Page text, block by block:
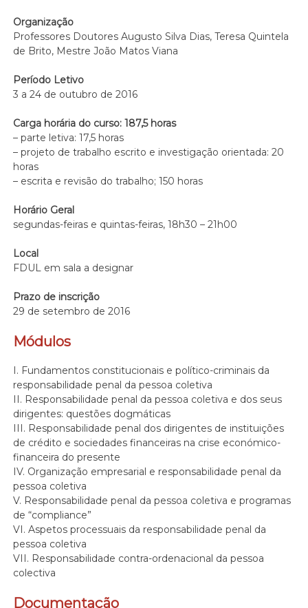
Organização
Professores Doutores Augusto Silva Dias, Teresa Quintela
de Brito, Mestre João Matos Viana
Período Letivo
3 a 24 de outubro de 2016
Carga horária do curso: 187,5 horas
– parte letiva: 17,5 horas
– projeto de trabalho escrito e investigação orientada: 20
horas
– escrita e revisão do trabalho; 150 horas
Horário Geral
segundas-feiras e quintas-feiras, 18h30 – 21h00
Local
FDUL em sala a designar
Prazo de inscrição
29 de setembro de 2016
Módulos
I. Fundamentos constitucionais e político-criminais da
responsabilidade penal da pessoa coletiva
II. Responsabilidade penal da pessoa coletiva e dos seus
dirigentes: questões dogmáticas
III. Responsabilidade penal dos dirigentes de instituições
de crédito e sociedades financeiras na crise económico-
financeira do presente
IV. Organização empresarial e responsabilidade penal da
pessoa coletiva
V. Responsabilidade penal da pessoa coletiva e programas
de “compliance”
VI. Aspetos processuais da responsabilidade penal da
pessoa coletiva
VII. Responsabilidade contra-ordenacional da pessoa
colectiva
Documentação